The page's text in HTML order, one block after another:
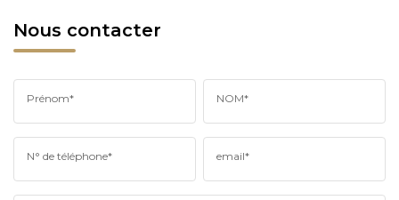
Nous contacter
Prénom* NOM*
N° de téléphone* email*